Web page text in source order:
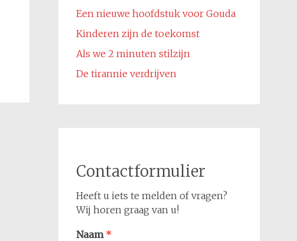
Een nieuwe hoofdstuk voor Gouda
Kinderen zijn de toekomst
Als we 2 minuten stilzijn
De tirannie verdrijven
Contactformulier
Heeft u iets te melden of vragen?
Wij horen graag van u!
Naam *